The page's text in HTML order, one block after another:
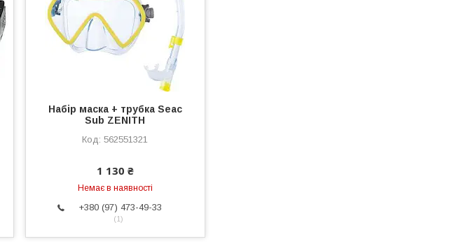
Набір маска + трубка Seac
Sub ZENITH
562551321
1 130 ₴
Немає в наявності
+380 (97) 473-49-33
1